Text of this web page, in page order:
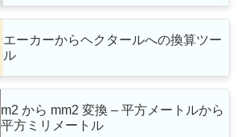
エーカーからヘクタールへの換算ツー
ル
m2 から mm2 変換 – 平方メートルから
平方ミリメートル